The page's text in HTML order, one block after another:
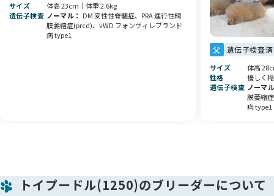
新しいご家族のもとでも、きっとたくさんの幸せを届けてくれ
ると思います🍀
素敵なご縁を心よりお待ちしております💐
サイズ
体高 23cm｜体重 2.6kg
遺伝子検査 ノーマル
DM 変性性脊髄症、PRA 進行性網
膜萎縮症(prcd)、vWD フォンヴィレブランド
病 type1
父 遺伝子検査済
サイズ
体高
性格
優しく
遺伝子検査 ノーマ
膜萎縮
病 type1
トイプードル(1250)のブリーダーについて